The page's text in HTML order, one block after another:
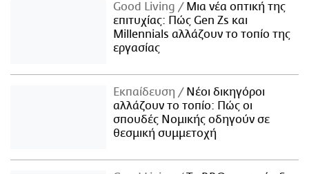
Good Living
Μια νέα οπτική της
επιτυχίας: Πώς Gen Zs και
Millennials αλλάζουν το τοπίο της
εργασίας
Εκπαίδευση
Νέοι δικηγόροι
αλλάζουν το τοπίο: Πώς οι
σπουδές Νομικής οδηγούν σε
θεσμική συμμετοχή